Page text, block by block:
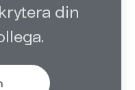
din